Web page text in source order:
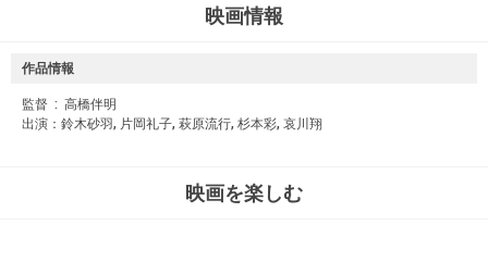
映画情報
作品情報
監督 ‏ : ‎ 高橋伴明
出演：鈴木砂羽, 片岡礼子, 萩原流行, 杉本彩, 哀川翔
映画を楽しむ